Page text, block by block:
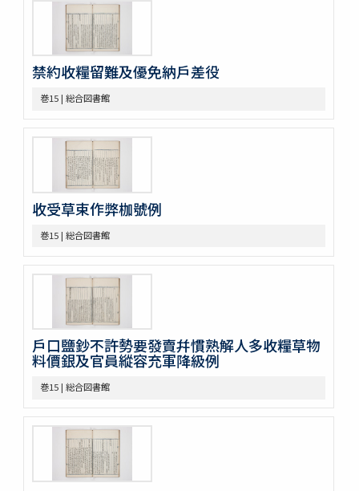
巻31
巻32
巻33
巻34
巻35
巻36
巻38
巻39
巻41
巻42
巻43
巻44
巻45
巻46
巻47
巻49
巻50
不分巻1
不分巻3
不分巻4
不分巻5
不分巻6
不分巻7
不分巻8
禁約收糧留難及優免納戶差役
巻15 | 総合図書館
收受草束作弊枷號例
巻15 | 総合図書館
戶口鹽鈔不許勢要發賣幷慣熟解人多收糧草物
料價銀及官員縱容充軍降級例
巻15 | 総合図書館